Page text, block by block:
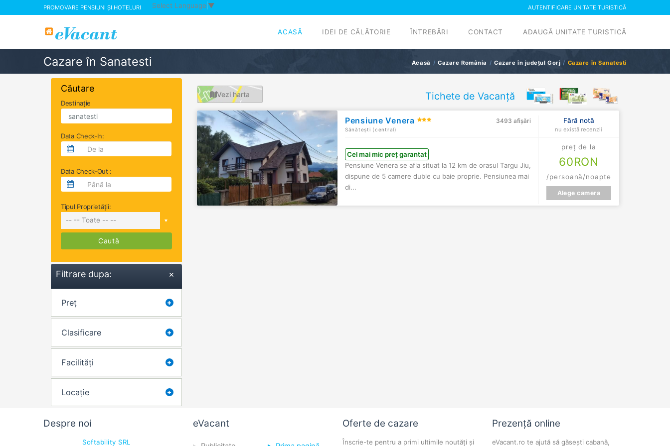
PROMOVARE PENSIUNI ȘI HOTELURI Select Language ▼ AUTENTIFICARE UNITATE TURISTICĂ
ACASĂ IDEI DE CĂLĂTORIE ÎNTREBĂRI CONTACT ADAUGĂ UNITATE TURISTICĂ
Cazare în Sanatesti Acasă Cazare România Cazare în județul Gorj Cazare în Sanatesti
Căutare
Destinație
Data Check-In:
Data Check-Out :
Tipul Proprietății:
-- -- Toate -- --
Caută
Filtrare dupa: ×
Preț
Clasificare
Facilități
Locație
Vezi harta Tichete de Vacanță
Pensiune Venera
Sănătești (central)
3493 afișări Fără notă
nu există recenzii
Cel mai mic preț garantat
Pensiune Venera se afla situat la 12 km de orasul Targu Jiu,
dispune de 5 camere duble cu baie proprie. Pensiunea mai
di...
preț de la
60RON
/persoană/noapte
Alege camera
Despre noi
Softability SRL
eVacant Oferte de cazare
Înscrie-te pentru a primi ultimile noutăți și
Prezență online
eVacant.ro te ajută să găsești cabană,